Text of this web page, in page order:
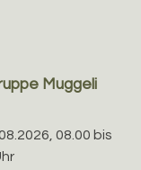
Muggeli
08.00 bis